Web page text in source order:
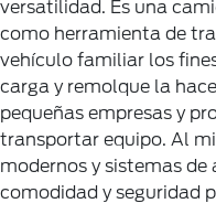
versatilidad. Es una
como herramienta de
vehículo familiar los
carga y remolque la
pequeñas empresas y
transportar equipo. Al
modernos y sistemas
comodidad y seguridad